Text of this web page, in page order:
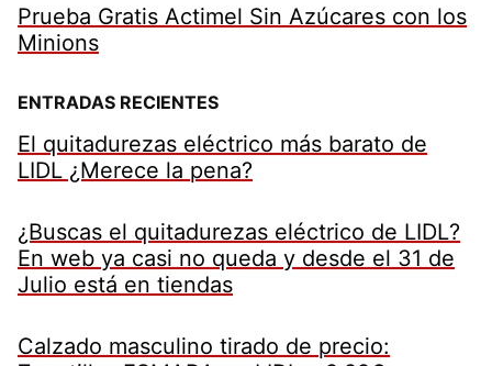
Prueba Gratis Actimel Sin Azúcares con los
Minions
ENTRADAS RECIENTES
El quitadurezas eléctrico más barato de
LIDL ¿Merece la pena?
¿Buscas el quitadurezas eléctrico de LIDL?
En web ya casi no queda y desde el 31 de
Julio está en tiendas
Calzado masculino tirado de precio: